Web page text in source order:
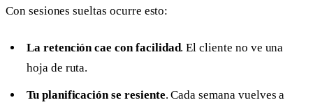
Con sesiones sueltas ocurre esto:
La retención cae con facilidad. El cliente no ve una
hoja de ruta.
Tu planificación se resiente. Cada semana vuelves a